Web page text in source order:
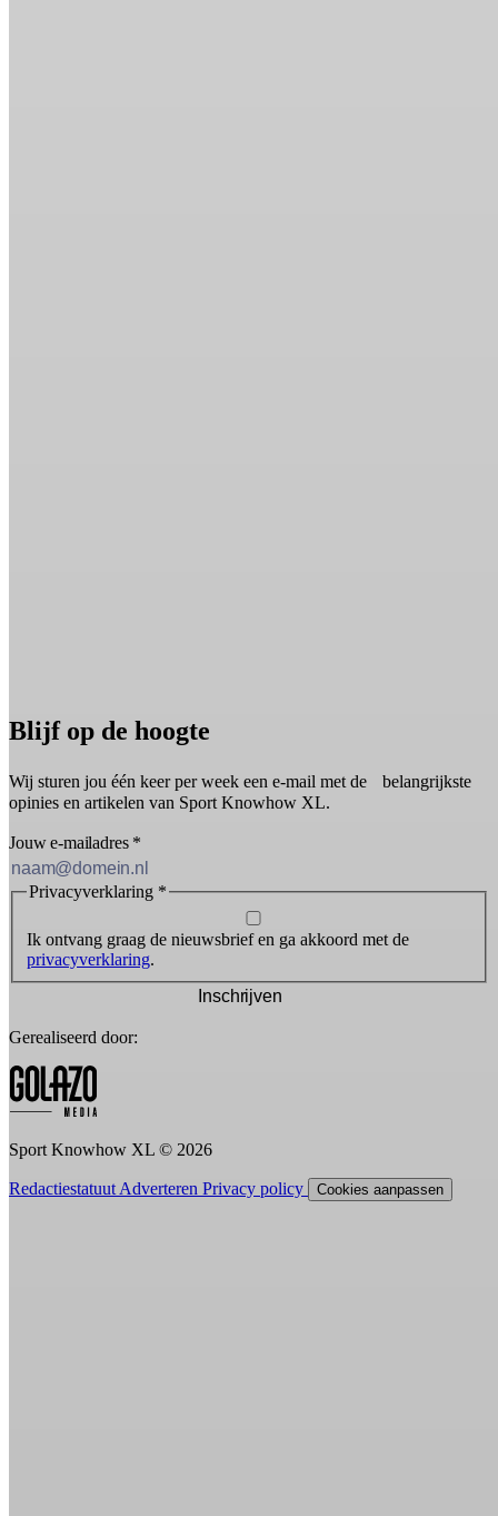
Blijf op de hoogte
Wij sturen jou één keer per week een e-mail met de belangrijkste
opinies en artikelen van Sport Knowhow XL.
Jouw e-mailadres *
Privacyverklaring *
Ik ontvang graag de nieuwsbrief en ga akkoord met de
privacyverklaring.
Inschrijven
Gerealiseerd door:
Sport Knowhow XL © 2026
Redactiestatuut Adverteren Privacy policy Cookies aanpassen